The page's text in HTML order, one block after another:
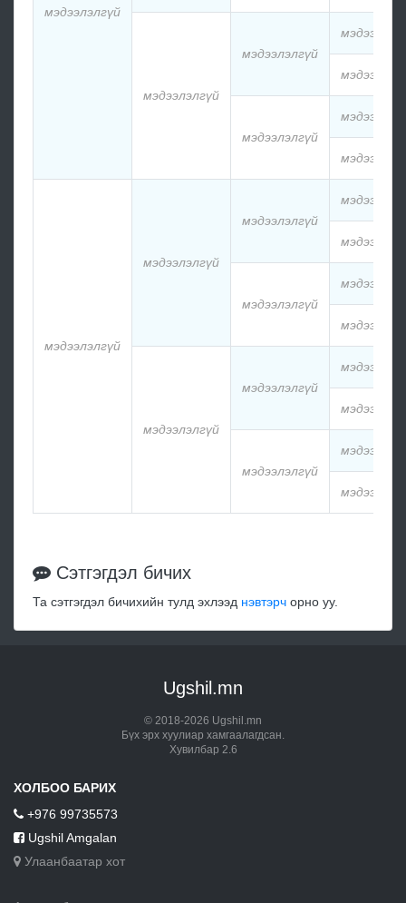
мэдээлэлгүй
мэдээлэлгүй
мэдээлэлгүй
мэдээлэлгүй
мэдээлэлгүй
мэдээлэлгүй
мэдээлэлгүй
мэдээлэлгүй
мэдээлэлгүй
мэдээлэлгүй
мэдээлэлгүй
Сэтгэгдэл бичих
Та сэтгэгдэл бичихийн тулд эхлээд нэвтэрч орно уу.
Ugshil.mn
© 2018-2026 Ugshil.mn
Бүх эрх хуулиар хамгаалагдсан.
Хувилбар 2.6
ХОЛБОО БАРИХ
+976 99735573
Ugshil Amgalan
Улаанбаатар хот